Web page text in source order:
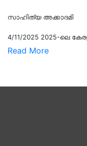
സാഹിത്യ അക്കാദമി
4/11/2025 2025-ലെ
Read More